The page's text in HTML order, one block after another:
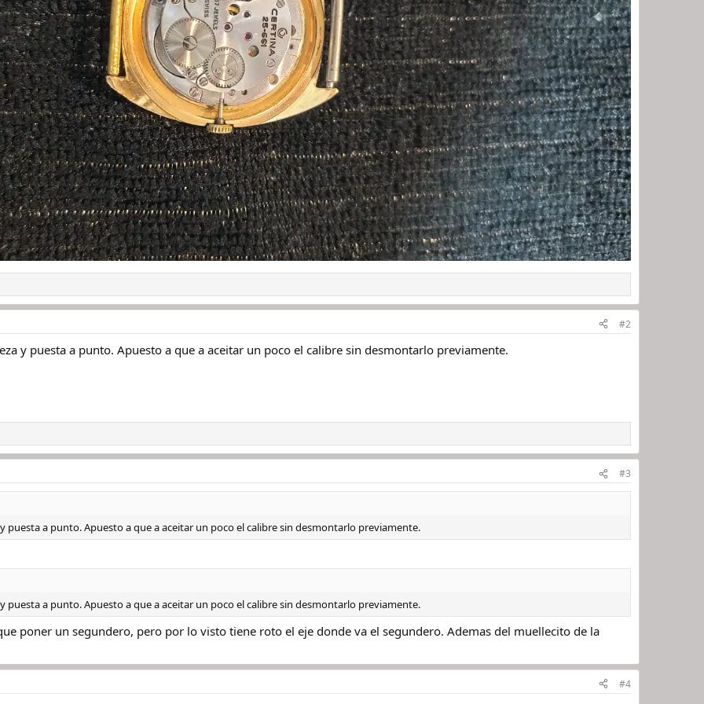
#2
y puesta a punto. Apuesto a que a aceitar un poco el calibre sin desmontarlo previamente.
#3
puesta a punto. Apuesto a que a aceitar un poco el calibre sin desmontarlo previamente.
puesta a punto. Apuesto a que a aceitar un poco el calibre sin desmontarlo previamente.
poner un segundero, pero por lo visto tiene roto el eje donde va el segundero. Ademas del muellecito de la
#4